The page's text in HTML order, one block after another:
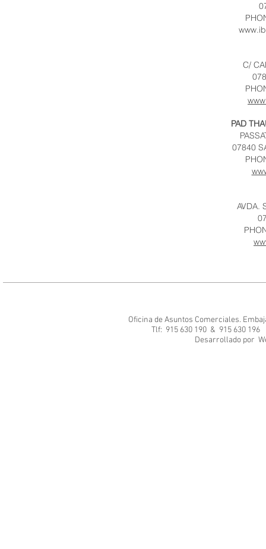
C/
PAD
07840
AVDA.
Oficina de Asuntos Comerciales.
Tlf: 915 630 190 & 915 630